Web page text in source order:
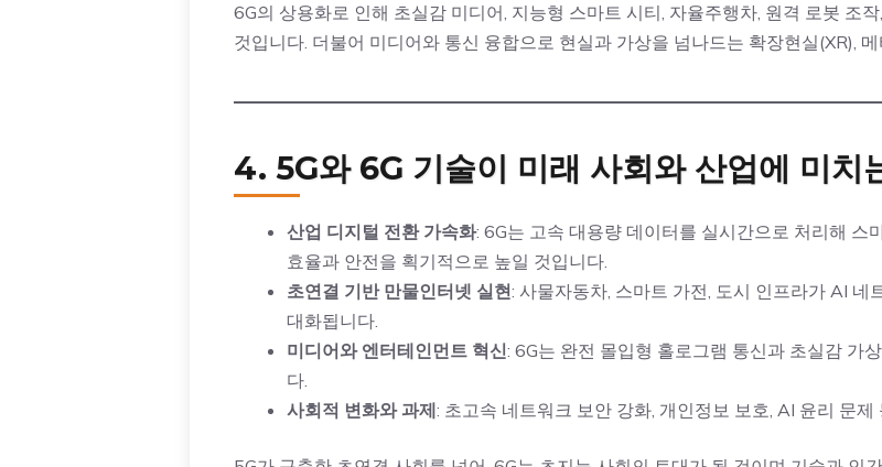
6G의 상용화로 인해 초실감 미디어, 지능형 스마트 시티, 자율주행차, 원격 로봇 조
것입니다. 더불어 미디어와 통신 융합으로 현실과 가상을 넘나드는 확장현실(XR),
4. 5G와 6G 기술이 미래 사회와 산업에 미치
산업 디지털 전환 가속화: 6G는 고속 대용량 데이터를 실시간으로 처리해 스
효율과 안전을 획기적으로 높일 것입니다.
초연결 기반 만물인터넷 실현: 사물자동차, 스마트 가전, 도시 인프라가 AI
대화됩니다.
미디어와 엔터테인먼트 혁신: 6G는 완전 몰입형 홀로그램 통신과 초실감 가
다.
사회적 변화와 과제: 초고속 네트워크 보안 강화, 개인정보 보호, AI 윤리 문